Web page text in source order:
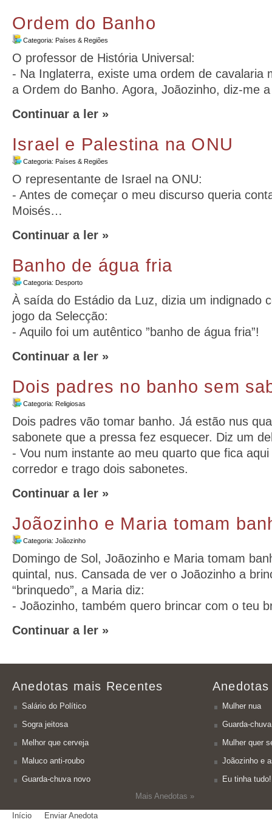
Ordem do Banho
Categoria: Países & Regiões
O professor de História Universal:
- Na Inglaterra, existe uma ordem de cavalaria
a Ordem do Banho. Agora, Joãozinho, diz-me
Continuar a ler »
Israel e Palestina na ONU
Categoria: Países & Regiões
O representante de Israel na ONU:
- Antes de começar o meu discurso queria
Moisés…
Continuar a ler »
Banho de água fria
Categoria: Desporto
À saída do Estádio da Luz, dizia um indignado
jogo da Selecção:
- Aquilo foi um autêntico ”banho de água fria”!
Continuar a ler »
Dois padres no banho sem
Categoria: Religiosas
Dois padres vão tomar banho. Já estão nus
sabonete que a pressa fez esquecer. Diz um
- Vou num instante ao meu quarto que fica
corredor e trago dois sabonetes.
Continuar a ler »
Joãozinho e Maria tomam
Categoria: Joãozinho
Domingo de Sol, Joãozinho e Maria tomam
quintal, nus. Cansada de ver o Joãozinho a
“brinquedo”, a Maria diz:
- Joãozinho, também quero brincar com o teu
Continuar a ler »
Anedotas mais Recentes
Salário do Político
Sogra jeitosa
Melhor que cerveja
Maluco anti-roubo
Guarda-chuva novo
Mais Anedotas »
Mulher nua
Guarda-
Mulher quer
Joãozinho e
Eu tinha tudo!
Início Enviar Anedota